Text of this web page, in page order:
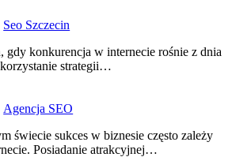
Seo Szczecin
gdy konkurencja w internecie rośnie z dnia
strategii…
Agencja SEO
świecie sukces w biznesie często zależy
Posiadanie atrakcyjnej…